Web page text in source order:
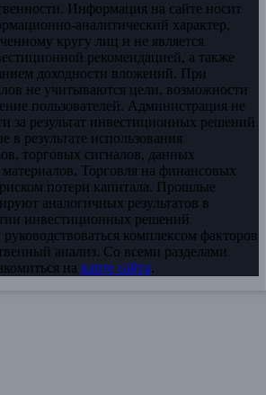
Информация на сайте носит
аналитический характер,
кругу лиц и не является
рекомендацией, а также
доходности вложений. При
не учитываются цели, возможности
пользователей. Администрация не
за результат инвестиционных решений
результате использования
торговых сигналов, данных
Торговля на финансовых
потери капитала. Прошлые
аналогичных результатов в
инвестиционных решений
комплексом факторов
анализ. Со всеми разделами
на карте сайта.